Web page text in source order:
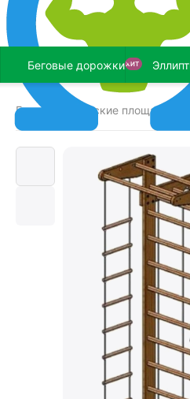
Беговые дорожкиХИТ
Главная Детские площадки